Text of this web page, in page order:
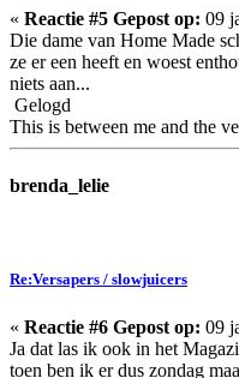
« Reactie #5 Gepost op: 09
Die dame van Home Made
ze er een heeft en woest
niets aan...
Gelogd
This is between me and the
brenda_lelie
Re:Versapers / slowjuicers
« Reactie #6 Gepost op: 09
Ja dat las ik ook in het
toen ben ik er dus zondag